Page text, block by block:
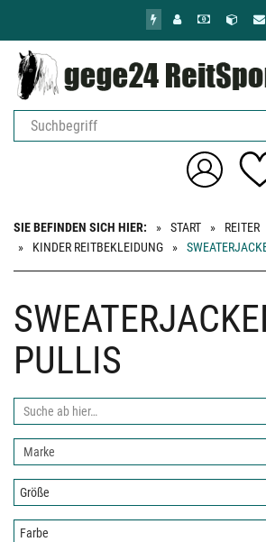
springen
SIE BEFINDEN SICH HIER: START
REITER
KINDER REITBEKLEIDUNG
PULLIS
Suche
hier:
Nach
filtern:
Größe:
Größe
Farbe:
Farbe